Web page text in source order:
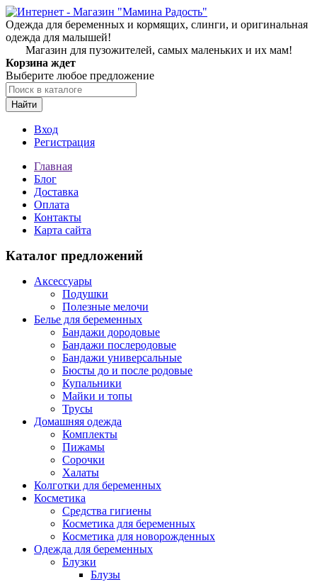
Одежда для беременных и кормящих, слинги, и оригинальная
одежда для малышей!
Магазин для пузожителей, самых маленьких и их мам!
Корзина ждет
Выберите любое предложение
Найти
Вход
Регистрация
Главная
Блог
Доставка
Оплата
Контакты
Карта сайта
Каталог предложений
Аксессуары
Подушки
Полезные мелочи
Белье для беременных
Бандажи дородовые
Бандажи послеродовые
Бандажи универсальные
Бюсты до и после родовые
Купальники
Майки и топы
Трусы
Домашняя одежда
Комплекты
Пижамы
Сорочки
Халаты
Колготки для беременных
Косметика
Cредства гигиены
Косметика для беременных
Косметика для новорожденных
Одежда для беременных
Блузки
Блузы